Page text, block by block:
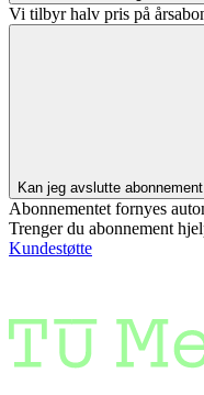
Vi tilbyr halv pris på
Kan jeg avslutte
Abonnementet fornyes
Trenger du abonnement
Kundestøtte